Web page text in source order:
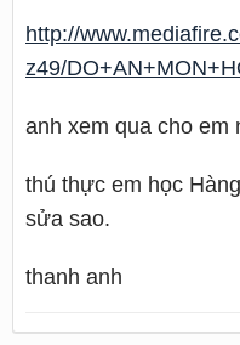
http://
z49/
anh xem qua cho em
thú thực em học
sửa sao.
thanh anh